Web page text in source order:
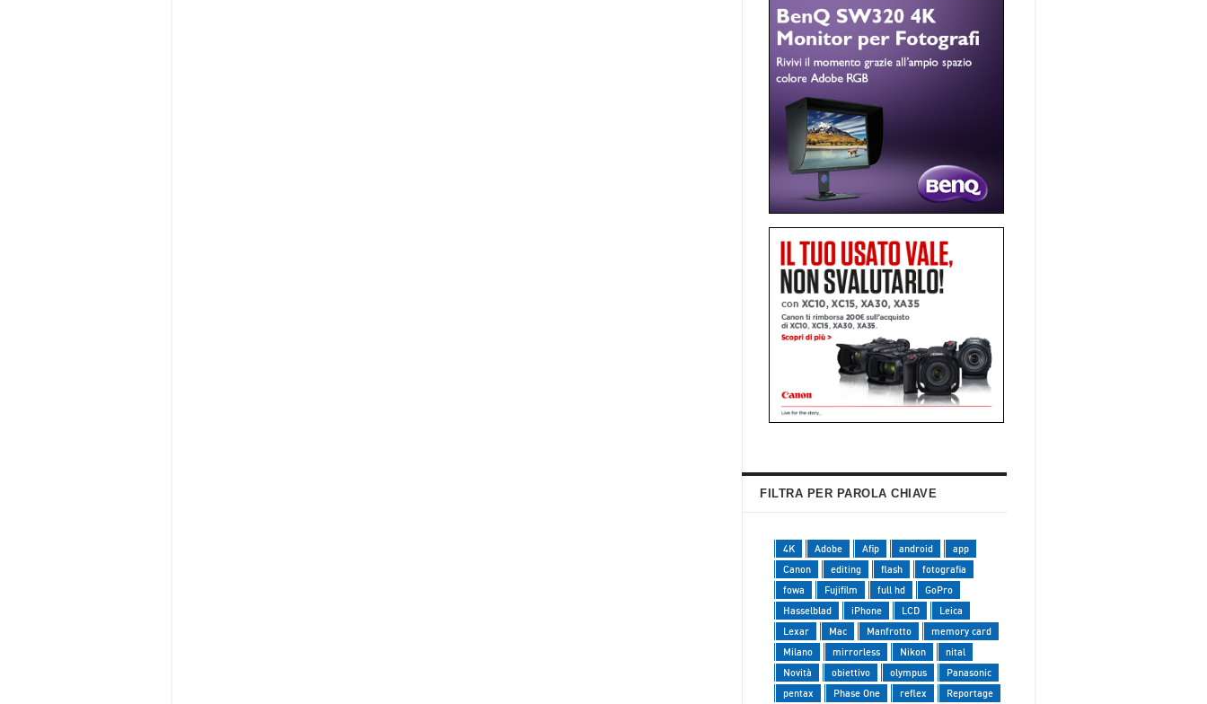
FILTRA PER PAROLA CHIAVE
4K Adobe Afip android
app
Canon
editing flash
fotografia
fowa
Fujifilm full hd
GoPro
Hasselblad
iPhone LCD
Leica
Lexar
Mac Manfrotto
memory card
Milano
mirrorless Nikon
nital
Novità
obiettivo olympus
Panasonic
pentax
Phase One reflex Reportage